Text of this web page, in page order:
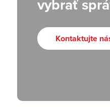
vybrať
Kontaktujte